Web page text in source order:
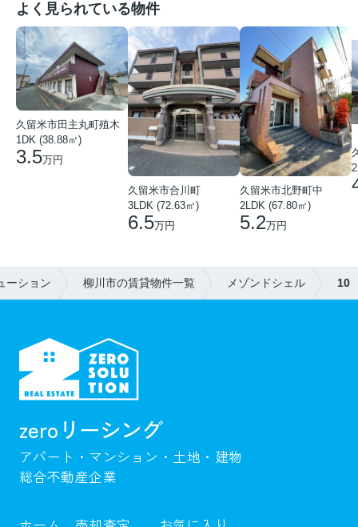
よく見られている物件
久留米市田主丸町殖木
1DK (38.88㎡)
3.5万円
久留米市合川町
3LDK (72.63㎡)
6.5万円
久留米市北野町中
2LDK (67.80㎡)
5.2万円
ーション 柳川市の賃貸物件一覧 メゾンドシェル 10
zeroリーシング
アパート・マンション・土地・建物
総合不動産企業